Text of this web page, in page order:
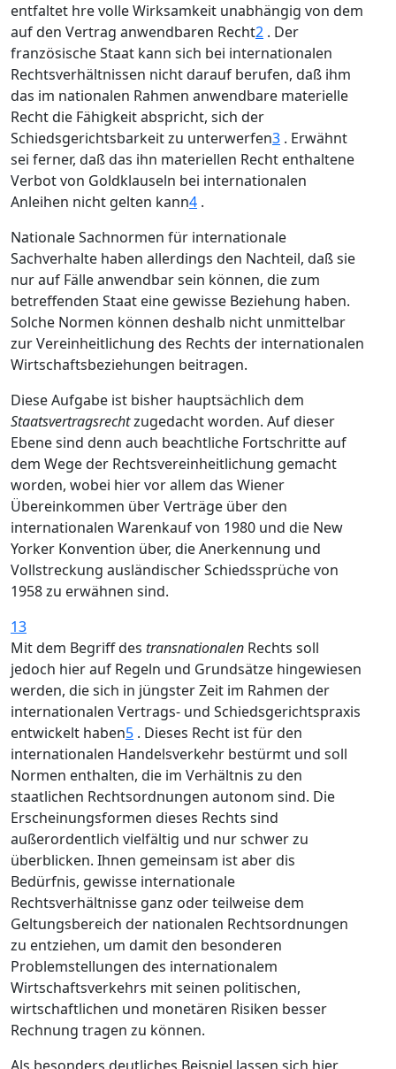
entfaltet hre volle Wirksamkeit unabhängig von dem
auf den Vertrag anwendbaren Recht2 . Der
französische Staat kann sich bei internationalen
Rechtsverhältnissen nicht darauf berufen, daß ihm
das im nationalen Rahmen anwendbare materielle
Recht die Fähigkeit abspricht, sich der
Schiedsgerichtsbarkeit zu unterwerfen3 . Erwähnt
sei ferner, daß das ihn materiellen Recht enthaltene
Verbot von Goldklauseln bei internationalen
Anleihen nicht gelten kann4 .
Nationale Sachnormen für internationale
Sachverhalte haben allerdings den Nachteil, daß sie
nur auf Fälle anwendbar sein können, die zum
betreffenden Staat eine gewisse Beziehung haben.
Solche Normen können deshalb nicht unmittelbar
zur Vereinheitlichung des Rechts der internationalen
Wirtschaftsbeziehungen beitragen.
Diese Aufgabe ist bisher hauptsächlich dem
Staatsvertragsrechtzugedacht worden. Auf dieser
Ebene sind denn auch beachtliche Fortschritte auf
dem Wege der Rechtsvereinheitlichung gemacht
worden, wobei hier vor allem das Wiener
Übereinkommen über Verträge über den
internationalen Warenkauf von 1980 und die New
Yorker Konvention über, die Anerkennung und
Vollstreckung ausländischer Schiedssprüche von
1958 zu erwähnen sind.
13
Mit dem Begriff des transnationalen Rechts soll
jedoch hier auf Regeln und Grundsätze hingewiesen
werden, die sich in jüngster Zeit im Rahmen der
internationalen Vertrags- und Schiedsgerichtspraxis
entwickelt haben5 . Dieses Recht ist für den
internationalen Handelsverkehr bestürmt und soll
Normen enthalten, die im Verhältnis zu den
staatlichen Rechtsordnungen autonom sind. Die
Erscheinungsformen dieses Rechts sind
außerordentlich vielfältig und nur schwer zu
überblicken. Ihnen gemeinsam ist aber dis
Bedürfnis, gewisse internationale
Rechtsverhältnisse ganz oder teilweise dem
Geltungsbereich der nationalen Rechtsordnungen
zu entziehen, um damit den besonderen
Problemstellungen des internationalem
Wirtschaftsverkehrs mit seinen politischen,
wirtschaftlichen und monetären Risiken besser
Rechnung tragen zu können.